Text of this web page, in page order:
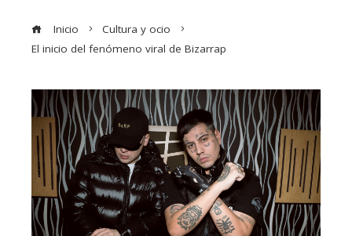
Inicio
Cultura y ocio
El inicio del fenómeno viral de Bizarrap